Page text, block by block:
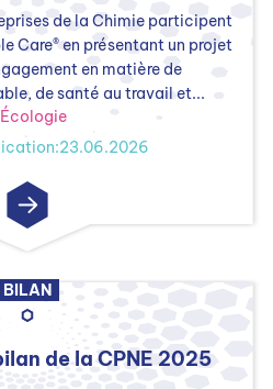
de la Chimie participent
Care® en présentant un projet
en matière de
de santé au travail et...
BILAN
de la CPNE 2025